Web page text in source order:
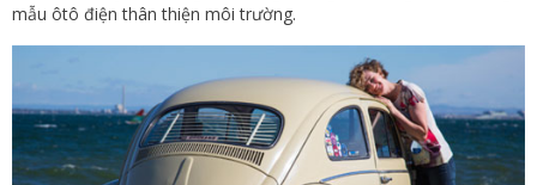
mẫu ôtô điện thân thiện môi trường.